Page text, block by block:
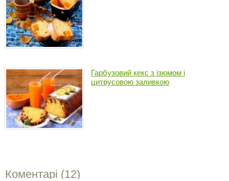
Гарбузовий кекс з ізюмом і
цитрусовою заливкою
Коментарі (12)